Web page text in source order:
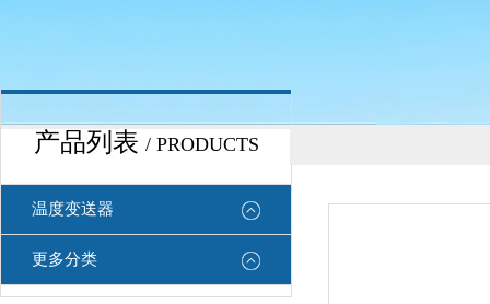
产品列表 / PRODUCTS
温度变送器
更多分类